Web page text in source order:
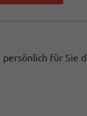
persönlich für Sie